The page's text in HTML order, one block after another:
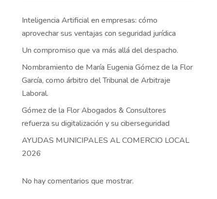
Inteligencia Artificial en empresas: cómo
aprovechar sus ventajas con seguridad jurídica
Un compromiso que va más allá del despacho.
Nombramiento de María Eugenia Gómez de la Flor
García, como árbitro del Tribunal de Arbitraje
Laboral.
Gómez de la Flor Abogados & Consultores
refuerza su digitalización y su ciberseguridad
AYUDAS MUNICIPALES AL COMERCIO LOCAL
2026
No hay comentarios que mostrar.